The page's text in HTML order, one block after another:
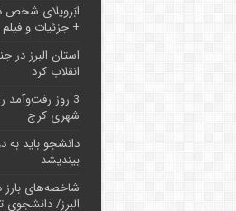
اَبَر‌ویلای شخص
+ جزئیات و فیلم
انقلاب کرد
3 روز رفت‌وآمد
شهری کرج
دانشجو باید
بیندیشد
شاخصه‌های بارز
البرز/ دانشجوی